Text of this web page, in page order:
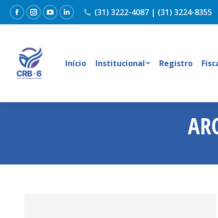
FacebookInstagram
YouTubeLinkedin
(31) 3222-4087 | (31) 3224-8355
Início Institucional Registro